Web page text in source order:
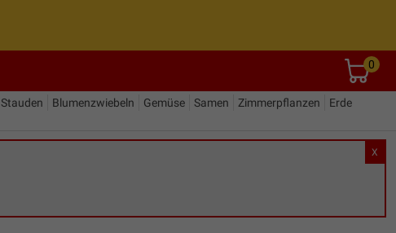
0
Stauden Blumenzwiebeln Gemüse Samen Zimmerpflanzen
Erde
X